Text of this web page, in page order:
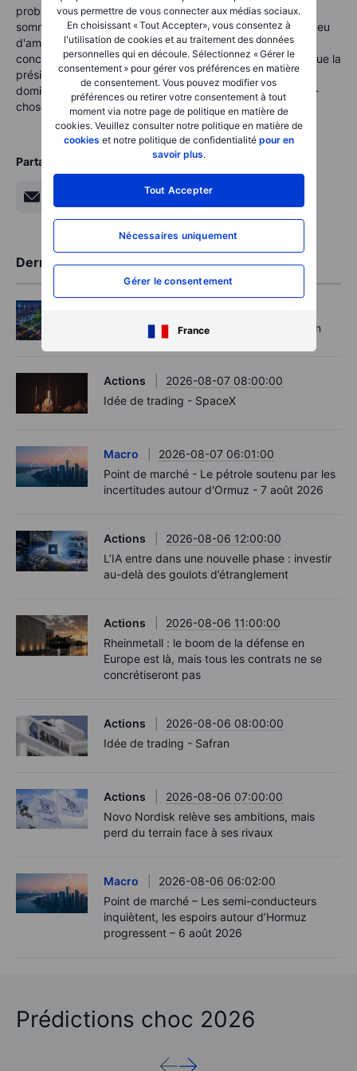
vous permettre de vous connecter aux médias sociaux.
En choisissant « Tout Accepter», vous consentez à
l'utilisation de cookies et au traitement des données
personnelles qui en découle. Sélectionnez « Gérer le
consentement » pour gérer vos préférences en matière
de consentement. Vous pouvez modifier vos
préférences ou retirer votre consentement à tout
moment via notre page de politique en matière de
cookies. Veuillez consulter notre politique en matière de
cookies et notre politique de confidentialité pour en
savoir plus.
Tout Accepter
Nécessaires uniquement
Gérer le consentement
France
probablement faire faillite. Sur le plan politique, nous ne
sommes pas optimistes. Les présidences de l'UE offrent peu
d'ambition - la Suède, qui dirige le Conseil de l'UE, se
concentre sans surprise sur la guerre en Ukraine, tandis que la
présidence espagnole du second semestre 2023 sera
dominée par les élections dans le pays. Il n'y a pas grand-
chose de positif à attendre de la politique cette année.
Partager
Dernières informations sur le marché
Idée de trading - ETF Bitwise Core Bitcoin
Actions
2026-08-07 08:00:00
Idée de trading - SpaceX
Macro
2026-08-07 06:01:00
Point de marché - Le pétrole soutenu par les
incertitudes autour d'Ormuz - 7 août 2026
Actions
2026-08-06 12:00:00
L’IA entre dans une nouvelle phase : investir
au-delà des goulots d’étranglement
Actions
2026-08-06 11:00:00
Rheinmetall : le boom de la défense en
Europe est là, mais tous les contrats ne se
concrétiseront pas
Actions
2026-08-06 08:00:00
Idée de trading - Safran
Actions
2026-08-06 07:00:00
Novo Nordisk relève ses ambitions, mais
perd du terrain face à ses rivaux
Macro
2026-08-06 06:02:00
Point de marché – Les semi-conducteurs
inquiètent, les espoirs autour d’Hormuz
progressent – 6 août 2026
Prédictions choc 2026